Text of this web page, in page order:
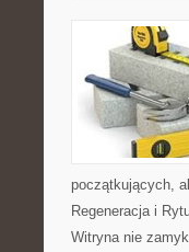
początkujących,
Regeneracja i
Witryna nie